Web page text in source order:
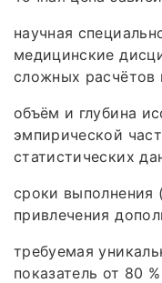
научная
медицинские
сложных расчётов
объём и глубина
эмпирической
статистических
сроки выполнения
привлечения
требуемая
показатель от 80